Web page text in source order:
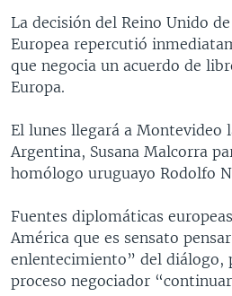
FORO [RADIO]
DEPORTIVO INTERNACIONAL
NOTA ECONÓMICA
ENTRETENIMIENTO
Idiomas
La decisión del Reino Unido
Europea repercutió
que negocia un acuerdo de
Europa.
El lunes llegará a Montevideo
Argentina, Susana Malcorra
homólogo uruguayo Rodolfo
Fuentes diplomáticas
América que es sensato
enlentecimiento” del diálogo,
proceso negociador